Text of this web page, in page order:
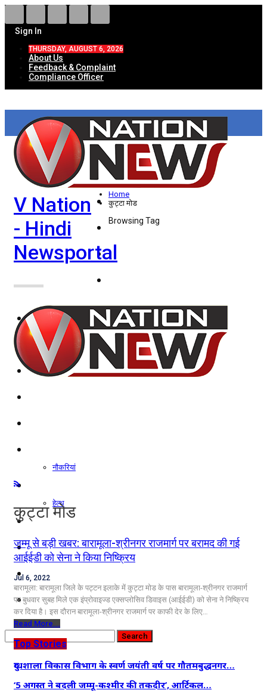
Sign In
THURSDAY, AUGUST 6, 2026
About Us
Feedback & Complaint
Compliance Officer
V Nation
- Hindi
Newsportal
HOME
ताज़ा खबरें
देश
विदेश
राज्य
दिल्ली/NCR
राजनीति
कारोबार
नौकरियां
हेल्थ
क्राइम
कृषि
धर्म
विज्ञान तकनीकी
Home
कुट्टा मोड
Browsing Tag
कुट्टा मोड
जम्मू से बड़ी खबर: बारामूला-श्रीनगर राजमार्ग पर बरामद की गई
आईईडी को सेना ने किया निष्क्रिय
Jul 6, 2022
बारामूला: बारामूला जिले के पट्टन इलाके में कुट्टा मोड के पास बारामूला-श्रीनगर राजमार्ग
पर बुधवार सुबह मिले एक इंप्रोवाइज्ड एक्सप्लोसिव डिवाइस (आईईडी) को सेना ने निष्क्रिय
कर दिया है। इस दौरान बारामूला-श्रीनगर राजमार्ग पर काफी देर के लिए…
Read More...
Top Stories
दुग्धशाला विकास विभाग के स्वर्ण जयंती वर्ष पर गौतमबुद्धनगर…
‘5 अगस्त ने बदली जम्मू-कश्मीर की तकदीर’, आर्टिकल…